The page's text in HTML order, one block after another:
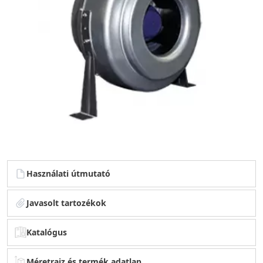
Használati útmutató
Javasolt tartozékok
Katalógus